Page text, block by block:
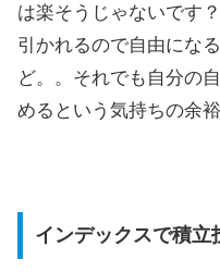
は楽そうじゃないです
引かれるので自由にな
ど。。それでも自分の
めるという気持ちの余
インデックスで積立